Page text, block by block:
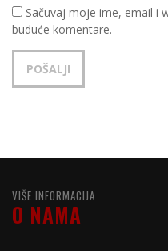
Sačuvaj moje ime, email i
buduće komentare.
VIŠE INFORMACIJA
O NAMA